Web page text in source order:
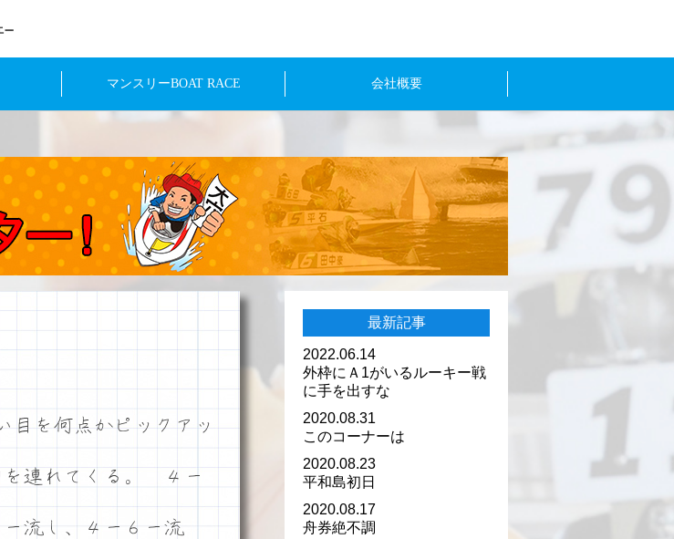
マンスリーBOAT RACE 会社概要
目を何点かピックアッ
を連れてくる。 ４ー
流し、４ー６ー流
最新記事
2022.06.14
外枠にＡ1がいるルーキー戦
に手を出すな
2020.08.31
このコーナーは
2020.08.23
平和島初日
2020.08.17
舟券絶不調